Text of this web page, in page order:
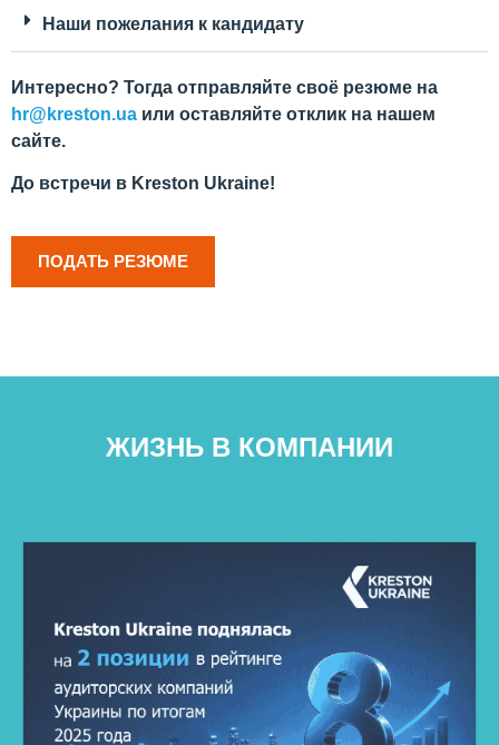
Наши пожелания к кандидату
Интересно? Тогда отправляйте своё резюме на
hr@kreston.ua или оставляйте отклик на нашем
сайте.
До встречи в Kreston Ukraine!
ПОДАТЬ РЕЗЮМЕ
ЖИЗНЬ В КОМПАНИИ